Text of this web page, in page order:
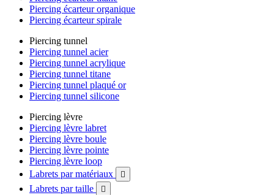
Piercing écarteur organique
Piercing écarteur spirale
Piercing tunnel
Piercing tunnel acier
Piercing tunnel acrylique
Piercing tunnel titane
Piercing tunnel plaqué or
Piercing tunnel silicone
Piercing lèvre
Piercing lèvre labret
Piercing lèvre boule
Piercing lèvre pointe
Piercing lèvre loop
Labrets par matériaux

Labrets par taille 